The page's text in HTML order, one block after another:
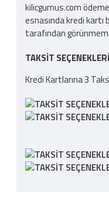
kilicgumus.com
esnasında kredi kartı
tarafından
TAKSIT SEÇENEKLERI
Kredi Kartlarına 3